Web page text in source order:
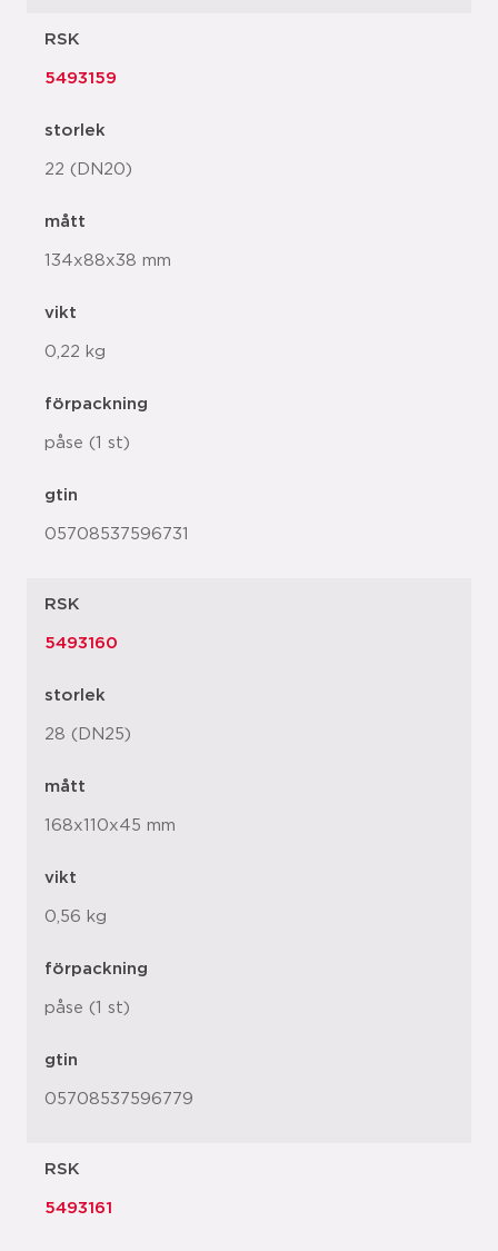
RSK
5493159
storlek
22 (DN20)
mått
134x88x38 mm
vikt
0,22 kg
förpackning
påse (1 st)
gtin
05708537596731
RSK
5493160
storlek
28 (DN25)
mått
168x110x45 mm
vikt
0,56 kg
förpackning
påse (1 st)
gtin
05708537596779
RSK
5493161